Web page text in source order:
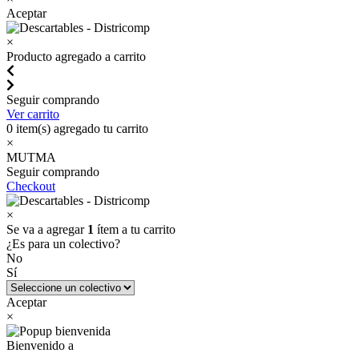
Aceptar
×
Producto agregado a carrito
Seguir comprando
Ver carrito
0 item(s) agregado tu carrito
×
MUTMA
Seguir comprando
Checkout
×
Se va a agregar 1 ítem a tu carrito
¿Es para un colectivo?
No
Sí
Aceptar
×
Bienvenido a